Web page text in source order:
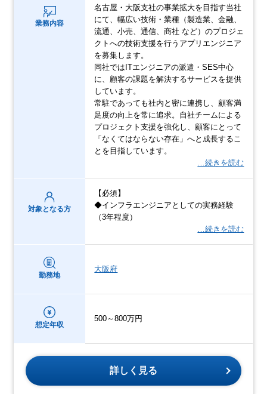
業務内容
名古屋・大阪支社の事業拡大を目指す当社
にて、幅広い技術・業種（製造業、金融、
流通、小売、通信、商社 など）のプロジェ
クトへの技術支援を行うアプリエンジニア
を募集します。
同社ではITエンジニアの派遣・SES中心
に、顧客の課題を解決するサービスを提供
しています。
常駐であっても社内と密に連携し、顧客満
足度の向上を常に追求。自社チームによる
プロジェクト支援を強化し、顧客にとって
「なくてはならない存在」へと成長するこ
とを目指しています。
…続きを読む
対象となる方
【必須】
◆インフラエンジニアとしての実務経験
（3年程度）
…続きを読む
勤務地
大阪府
想定年収
500～800万円
詳しく見る